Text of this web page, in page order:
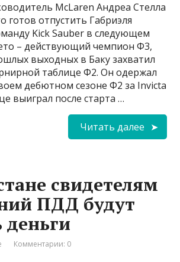
McLaren Андреа Стелла
готов отпустить Габриэля
Kick Sauber в следующем
– действующий чемпион Ф3,
выходных в Баку захватил
таблице Ф2. Он одержал
дебютном сезоне Ф2 за Invicta
выиграл после старта …
Читать далее
свидетелям
ПДД будут
деньги
Комментарии: 0